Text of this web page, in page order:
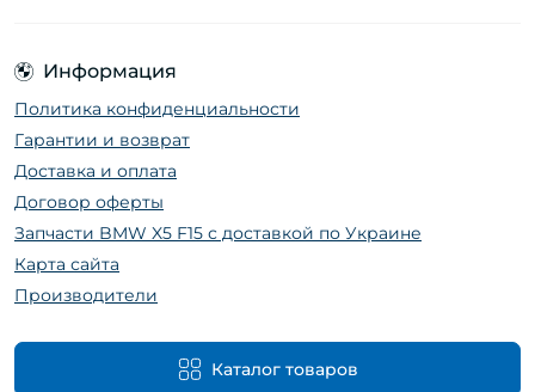
Информация
Политика конфиденциальности
Гарантии и возврат
Доставка и оплата
Договор оферты
Запчасти BMW X5 F15 с доставкой по Украине
Карта сайта
Производители
Каталог товаров